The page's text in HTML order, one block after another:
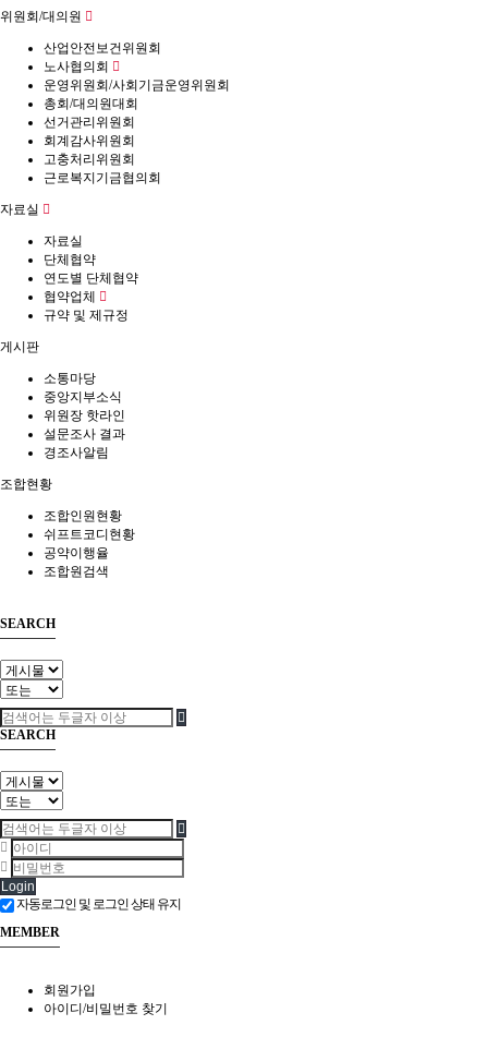
위원회/대의원
산업안전보건위원회
노사협의회
운영위원회/사회기금운영위원회
총회/대의원대회
선거관리위원회
회계감사위원회
고충처리위원회
근로복지기금협의회
자료실
자료실
단체협약
연도별 단체협약
협약업체
규약 및 제규정
게시판
소통마당
중앙지부소식
위원장 핫라인
설문조사 결과
경조사알림
조합현황
조합인원현황
쉬프트코디현황
공약이행율
조합원검색
SEARCH
SEARCH
Login
자동로그인 및 로그인 상태 유지
MEMBER
회원가입
아이디/비밀번호 찾기